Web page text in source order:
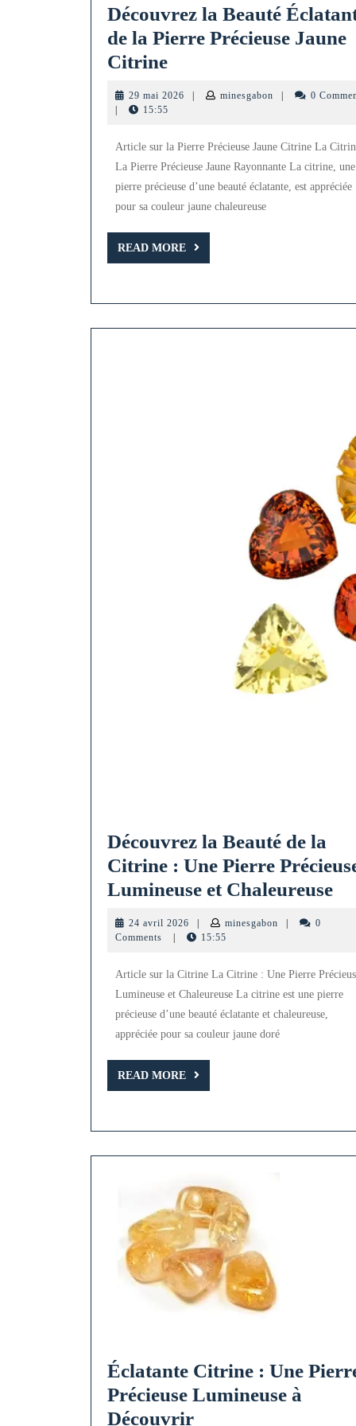
Découvrez la Beauté
de la Pierre Précieuse Jaune
CitrineDécouvrez
Beauté
de
la
Pierre
Précieuse
Jaune
29 mai 2026 29
minesgabon minesgabon
0
15:55
Article sur la Pierre Précieuse Jaune Citrine La
La Pierre Précieuse Jaune Rayonnante La citrine, une
pierre précieuse d’une beauté éclatante, est appréciée
pour sa couleur jaune chaleureuse
READ MORE
READ
MORE
Découvrez la Beauté de la
Citrine : Une Pierre
Lumineuse et Chaleureuse
la
et
24 avril 2026 24
avril
minesgabon minesgabon
0
Comments
15:55
Article sur la Citrine La Citrine : Une Pierre
Lumineuse et Chaleureuse La citrine est une pierre
précieuse d’une beauté éclatante et chaleureuse,
appréciée pour sa couleur jaune doré
READ MORE
READ
MORE
Éclatante Citrine : Une
Précieuse Lumineuse à
DécouvrirÉclatante